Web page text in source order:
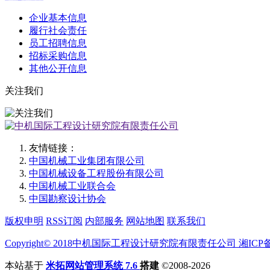
企业基本信息
履行社会责任
员工招聘信息
招标采购信息
其他公开信息
关注我们
友情链接：
中国机械工业集团有限公司
中国机械设备工程股份有限公司
中国机械工业联合会
中国勘察设计协会
版权申明 RSS订阅 内部服务 网站地图 联系我们
Copyright© 2018中机国际工程设计研究院有限责任公司 湘ICP
本站基于 米拓网站管理系统 7.6 搭建 ©2008-2026